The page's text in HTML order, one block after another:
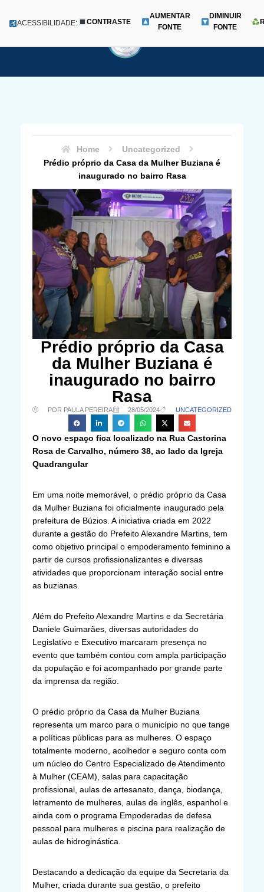
para
Menu
ACESSIBILIDADE: CONTRASTE
AUMENTAR
FONTE
DIMINUIR
FONTE
Home
Uncategorized
Prédio próprio da Casa da Mulher Buziana é
inaugurado no bairro Rasa
Prédio próprio da Casa
da Mulher Buziana é
inaugurado no bairro
Rasa
POR PAULA PEREIRA 28/05/2024 UNCATEGORIZED
O novo espaço fica localizado na Rua Castorina
Rosa de Carvalho, número 38, ao lado da Igreja
Quadrangular
Em uma noite memorável, o prédio próprio da Casa
da Mulher Buziana foi oficialmente inaugurado pela
prefeitura de Búzios. A iniciativa criada em 2022
durante a gestão do Prefeito Alexandre Martins, tem
como objetivo principal o empoderamento feminino a
partir de cursos profissionalizantes e diversas
atividades que proporcionam interação social entre
as buzianas.
Além do Prefeito Alexandre Martins e da Secretária
Daniele Guimarães, diversas autoridades do
Legislativo e Executivo marcaram presença no
evento que também contou com ampla participação
da população e foi acompanhado por grande parte
da imprensa da região.
O prédio próprio da Casa da Mulher Buziana
representa um marco para o município no que tange
a políticas públicas para as mulheres. O espaço
totalmente moderno, acolhedor e seguro conta com
um núcleo do Centro Especializado de Atendimento
à Mulher (CEAM), salas para capacitação
profissional, aulas de artesanato, dança, biodança,
letramento de mulheres, aulas de inglês, espanhol e
ainda com o programa Empoderadas de defesa
pessoal para mulheres e piscina para realização de
aulas de hidroginástica.
Destacando a dedicação da equipe da Secretaria da
Mulher, criada durante sua gestão, o prefeito